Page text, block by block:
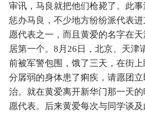
审讯，马良就把他们枪毙了。此
惩办马良，不少地方纷纷派代表
愿代表之一，而且黄爱的名字在
居第一个。8月26日，北京、天津
前被军警包围，饿了三天，在街
分孱弱的身体患了痢疾，请愿团
治。就在黄爱离开新华门那一天
愿代表。后来黄爱每次与同学谈